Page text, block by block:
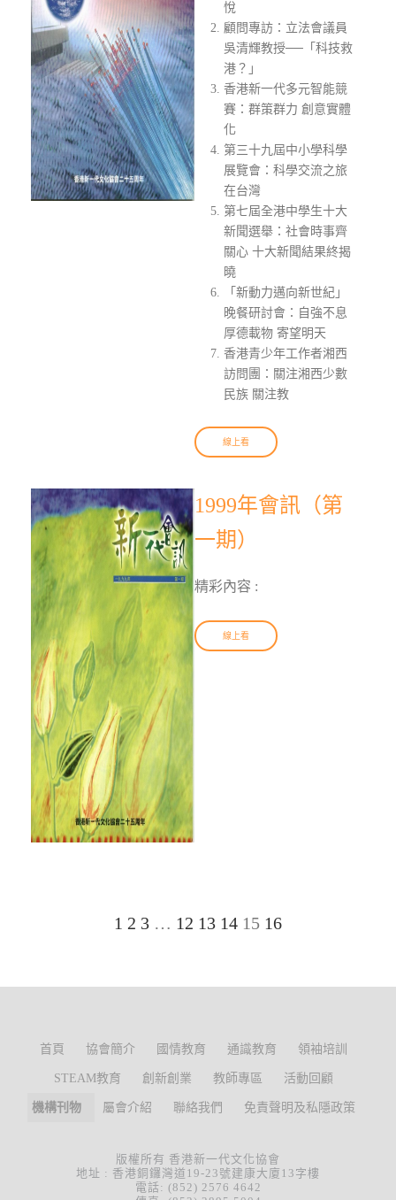
悅
顧問專訪：立法會議員
吳清輝教授──「科技救
港？」
香港新一代多元智能競
賽：群策群力 創意實體
化
第三十九屆中小學科學
展覽會：科學交流之旅
在台灣
第七屆全港中學生十大
新聞選舉：社會時事齊
關心 十大新聞結果終揭
曉
「新動力邁向新世紀」
晚餐研討會：自強不息
厚德載物 寄望明天
香港青少年工作者湘西
訪問團：關注湘西少數
民族 關注教
線上看
1999年會訊（第
一期）
精彩內容 :
線上看
1 2 3 … 12 13 14 15 16
首頁 協會簡介 國情教育 通識教育 領袖培訓
STEAM教育 創新創業 教師專區 活動回顧
機構刊物 屬會介紹 聯絡我們 免責聲明及私隱政策
版權所有 香港新一代文化協會
地址 : 香港銅鑼灣道19-23號建康大廈13字樓
電話: (852) 2576 4642